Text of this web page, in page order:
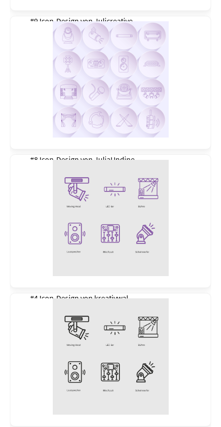
#9 Icon-Design vonJulicreative
#8 Icon-Design von JuliaUndine
#4 Icon-Design von kreativwal